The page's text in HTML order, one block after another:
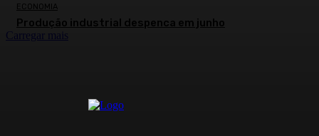
ECONOMIA
Produção industrial despenca em junho
Carregar mais